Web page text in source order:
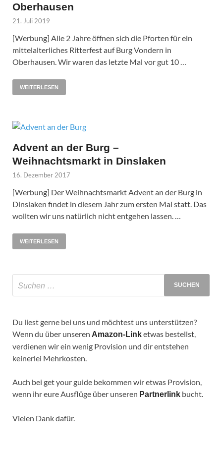
Oberhausen
21. Juli 2019
[Werbung] Alle 2 Jahre öffnen sich die Pforten für ein
mittelalterliches Ritterfest auf Burg Vondern in
Oberhausen. Wir waren das letzte Mal vor gut 10 …
WEITERLESEN
Advent an der Burg –
Weihnachtsmarkt in Dinslaken
16. Dezember 2017
[Werbung] Der Weihnachtsmarkt Advent an der Burg in
Dinslaken findet in diesem Jahr zum ersten Mal statt. Das
wollten wir uns natürlich nicht entgehen lassen. …
WEITERLESEN
Du liest gerne bei uns und möchtest uns unterstützen?
Wenn du über unseren Amazon-Linketwas bestellst,
verdienen wir ein wenig Provision und dir entstehen
keinerlei Mehrkosten.
Auch bei get your guide bekommen wir etwas Provision,
wenn ihr eure Ausflüge über unseren Partnerlink bucht.
Vielen Dank dafür.